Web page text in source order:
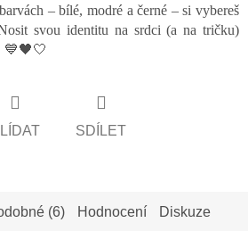
– bílé, modré a černé – si vybereš
svou identitu na srdci (a na tričku)
💙🖤🤍
SDÍLET
(6) Hodnocení Diskuze